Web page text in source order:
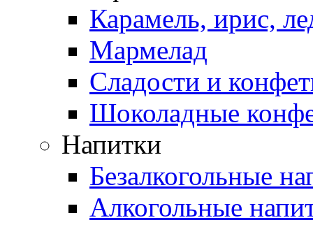
Карамель, ирис,
Мармелад
Сладости и
Шоколадные
Напитки
Безалкогольные
Алкогольные